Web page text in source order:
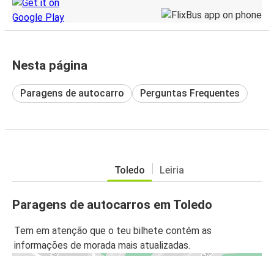
Nesta página
Paragens de autocarro Perguntas Frequentes
Toledo Leiria
Paragens de autocarros em Toledo
Tem em atenção que o teu bilhete contém as
informações de morada mais atualizadas.